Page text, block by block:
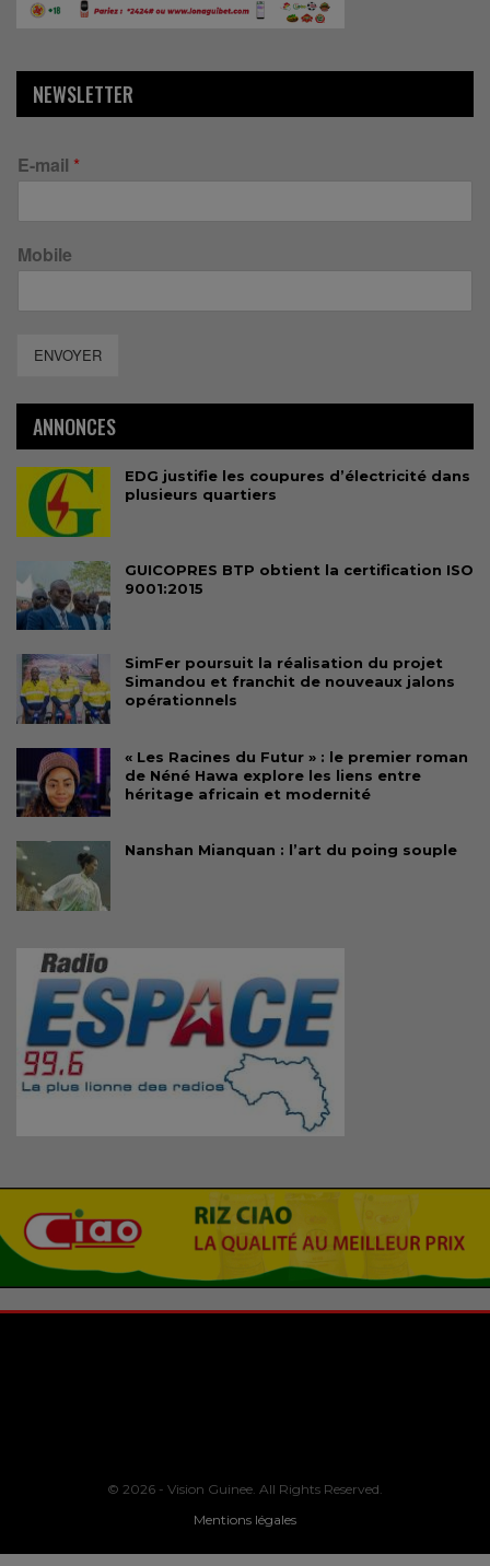
NEWSLETTER
E-mail *
Mobile
ENVOYER
ANNONCES
EDG justifie les coupures d’électricité dans
plusieurs quartiers
GUICOPRES BTP obtient la certification ISO
9001:2015
SimFer poursuit la réalisation du projet
Simandou et franchit de nouveaux jalons
opérationnels
« Les Racines du Futur » : le premier roman
de Néné Hawa explore les liens entre
héritage africain et modernité
Nanshan Mianquan : l’art du poing souple
© 2026 - Vision Guinee. All Rights Reserved.
Mentions légales